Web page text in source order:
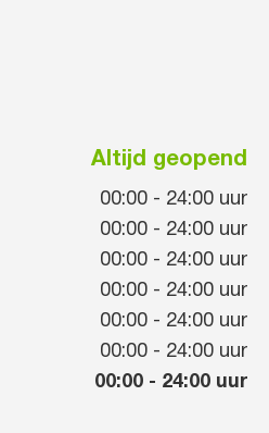
Altijd geopend
00:00 - 24:00 uur
00:00 - 24:00 uur
00:00 - 24:00 uur
00:00 - 24:00 uur
00:00 - 24:00 uur
00:00 - 24:00 uur
00:00 - 24:00 uur